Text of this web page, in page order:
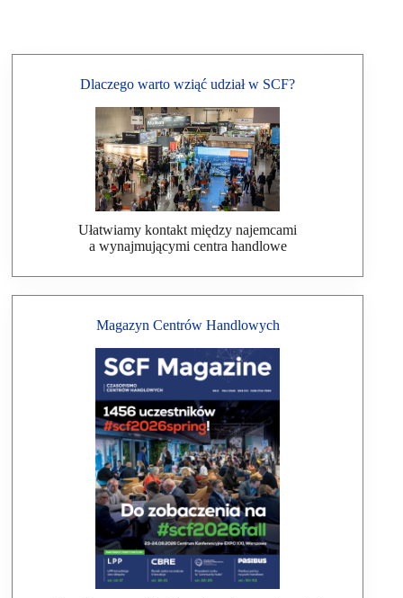
Dlaczego warto wziąć udział w SCF?
Ułatwiamy kontakt między najemcami
a wynajmującymi centra handlowe
Magazyn Centrów Handlowych